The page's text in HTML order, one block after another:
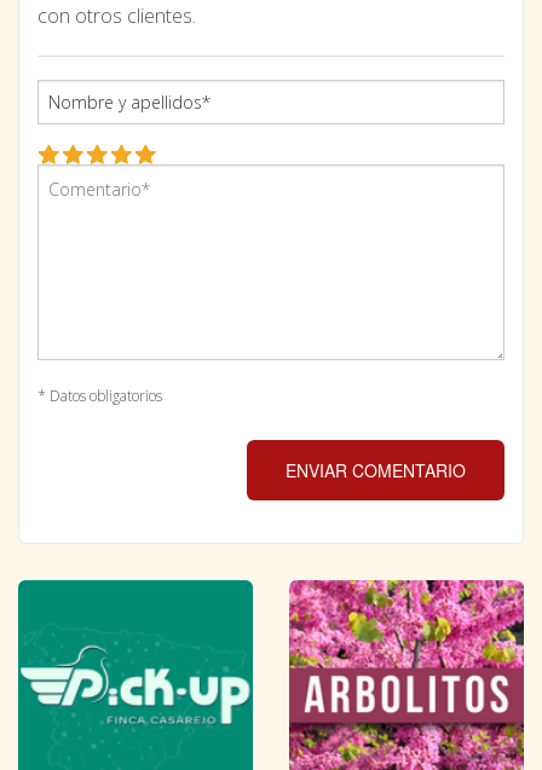
con otros clientes.
* Datos obligatorios
ENVIAR COMENTARIO